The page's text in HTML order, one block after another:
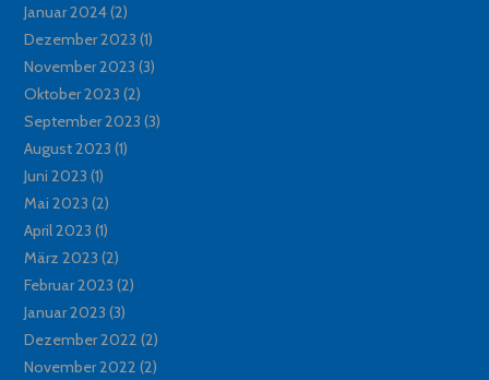
Januar 2024(2)
Dezember 2023 (1)
November 2023 (3)
Oktober 2023 (2)
September 2023 (3)
August 2023 (1)
Juni 2023 (1)
Mai 2023 (2)
April 2023 (1)
März 2023 (2)
Februar 2023 (2)
Januar 2023 (3)
Dezember 2022 (2)
November 2022 (2)